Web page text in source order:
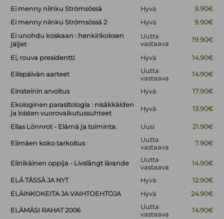
Ei menny niinku Strömsössä Hyvä
9.90€
Ei menny niinku Strömsössä 2
Hyvä
9.90€
Ei unohdu koskaan : henkirikoksen
jäljet
Uutta
vastaava
19.90€
Ei, rouva presidentti Hyvä 14.90€
Eilispäivän aarteet
Uutta
vastaava
14.90€
Einsteinin arvoitus Hyvä
17.90€
Ekologinen parasitologia : nisäkkäiden
ja loisten vuorovaikutussuhteet
Hyvä 13.90€
Elias Lönnrot - Elämä ja toiminta. Uusi 21.90€
Elimäen koko tarkoitus
Uutta
vastaava
7.90€
Elinikäinen oppija - Livslångt lärande
Uutta
vastaava
14.90€
ELÄ TÄSSÄ JA NYT Hyvä
12.90€
ELÄINKOKEITA JA VAIHTOEHTOJA
Hyvä 24.90€
ELÄMÄSI RAHAT 2006
Uutta
vastaava
14.90€